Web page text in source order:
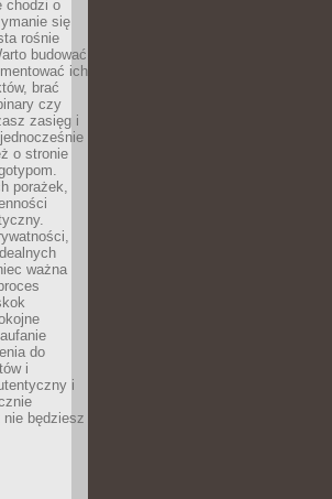
chodzi o
się
rośnie
budować
ich
brać
czy
zasięg i
o stronie
porażek,
ważna
do
i
i
nie będziesz